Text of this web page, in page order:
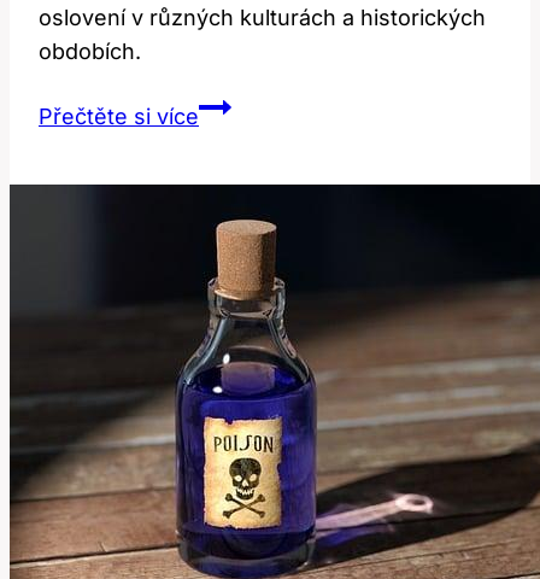
oslovení v různých kulturách a historických
obdobích.
Přečtěte si víceBey:
významy
a
kontexty!